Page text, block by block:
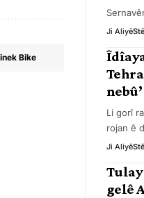
Bike
Ji Aliyê
nebû’
Li gorî
rojan ê
Ji Aliyê
gelê